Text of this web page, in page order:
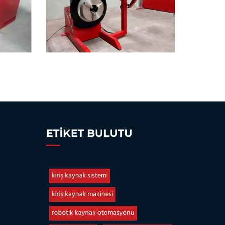
ETIKET BULUTU
kiriş kaynak sistemi
kiriş kaynak makinesi
robotik kaynak otomasyonu